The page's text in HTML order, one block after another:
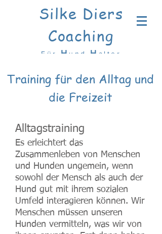
Silke Diers
Coaching
Für H und H alter
Training für den Alltag und
die Freizeit
Alltagstraining
Es erleichtert das
Zusammenleben von Menschen
und Hunden ungemein, wenn
sowohl der Mensch als auch der
Hund gut mit ihrem sozialen
Umfeld interagieren können. Wir
Menschen müssen unseren
Hunden vermitteln, was wir von